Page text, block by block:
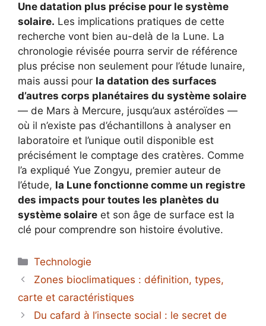
Une datation plus précise pour le système
solaire. Les implications pratiques de cette
recherche vont bien au-delà de la Lune. La
chronologie révisée pourra servir de référence
plus précise non seulement pour l’étude lunaire,
mais aussi pour la datation des surfaces
d’autres corps planétaires du système solaire
— de Mars à Mercure, jusqu’aux astéroïdes —
où il n’existe pas d’échantillons à analyser en
laboratoire et l’unique outil disponible est
précisément le comptage des cratères. Comme
l’a expliqué Yue Zongyu, premier auteur de
l’étude, la Lune fonctionne comme un registre
des impacts pour toutes les planètes du
système solaire et son âge de surface est la
clé pour comprendre son histoire évolutive.
Catégories
Technologie
Zones bioclimatiques : définition, types,
carte et caractéristiques
Du cafard à l’insecte social : le secret de